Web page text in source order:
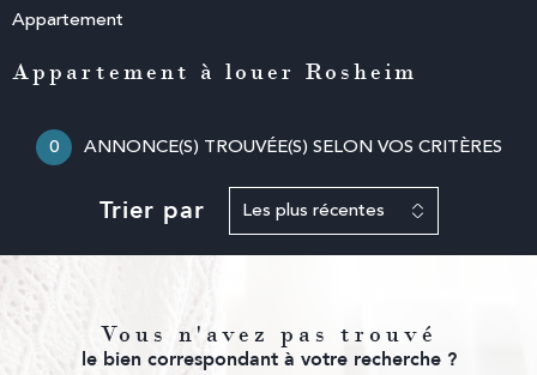
Appartement
Appartement à louer Rosheim
0 ANNONCE(S) TROUVÉE(S) SELON VOS CRITÈRES
Trier par Les plus récentes
Vous n'avez pas trouvé
le bien correspondant à votre recherche ?